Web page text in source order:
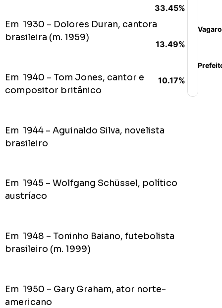
Em 1930 – Dolores Duran, cantora
brasileira (m. 1959)
Em 1940 – Tom Jones, cantor e
compositor britânico
Em 1944 – Aguinaldo Silva, novelista
brasileiro
Em 1945 – Wolfgang Schüssel, político
austríaco
Em 1948 – Toninho Baiano, futebolista
brasileiro (m. 1999)
Em 1950 – Gary Graham, ator norte-
americano
33.45%
13.49%
10.17%